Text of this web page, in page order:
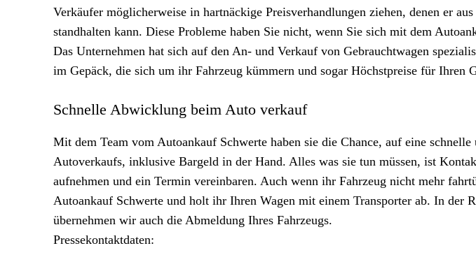
Verkäufer möglicherweise in hartnäckige Preisverhandlungen ziehen, denen er
standhalten kann. Diese Probleme haben Sie nicht, wenn Sie sich mit dem
Das Unternehmen hat sich auf den An- und Verkauf von Gebrauchtwagen
im Gepäck, die sich um ihr Fahrzeug kümmern und sogar Höchstpreise für Ihren
Schnelle Abwicklung beim Auto verkauf
Mit dem Team vom Autoankauf Schwerte haben sie die Chance, auf eine
Autoverkaufs, inklusive Bargeld in der Hand. Alles was sie tun müssen, ist
aufnehmen und ein Termin vereinbaren. Auch wenn ihr Fahrzeug nicht mehr
Autoankauf Schwerte und holt ihr Ihren Wagen mit einem Transporter ab. In der
übernehmen wir auch die Abmeldung Ihres Fahrzeugs.
Pressekontaktdaten: